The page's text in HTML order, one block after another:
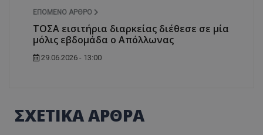
ΕΠΌΜΕΝΟ ΆΡΘΡΟ
ΤΟΣΑ εισιτήρια διαρκείας διέθεσε σε μία
μόλις εβδομάδα ο Απόλλωνας
29.06.2026 - 13:00
ΣΧΕΤΙΚΑ ΑΡΘΡΑ